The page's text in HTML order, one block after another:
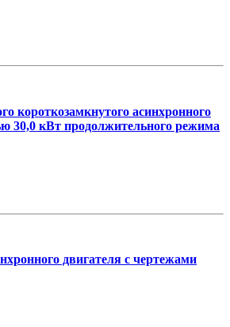
короткозамкнутого асинхронного
30,0 кВт продолжительного режима
двигателя с чертежами